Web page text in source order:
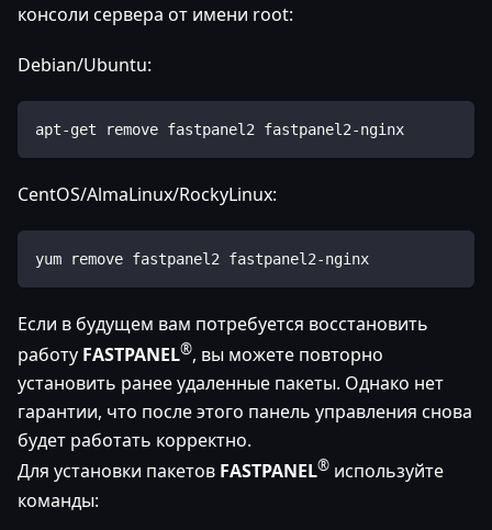
консоли сервера от имени root:
Debian/Ubuntu:
apt-get remove fastpanel2 fastpanel2-nginx
CentOS/AlmaLinux/RockyLinux:
yum remove fastpanel2 fastpanel2-nginx
Если в будущем вам потребуется восстановить
работу FASTPANEL®, вы можете повторно
установить ранее удаленные пакеты. Однако нет
гарантии, что после этого панель управления снова
будет работать корректно.
Для установки пакетов FASTPANEL® используйте
команды: